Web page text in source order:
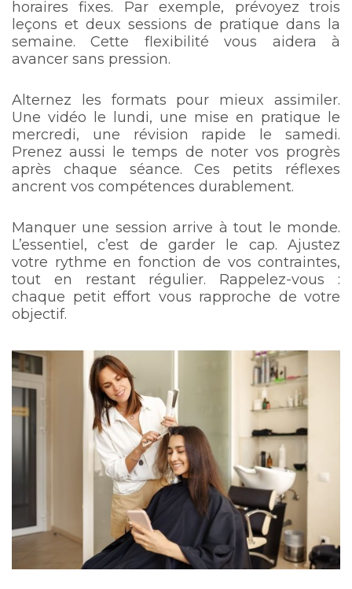
horaires fixes. Par exemple, prévoyez trois
leçons et deux sessions de pratique dans la
semaine. Cette flexibilité vous aidera à
avancer sans pression.
Alternez les formats pour mieux assimiler.
Une vidéo le lundi, une mise en pratique le
mercredi, une révision rapide le samedi.
Prenez aussi le temps de noter vos progrès
après chaque séance. Ces petits réflexes
ancrent vos compétences durablement.
Manquer une session arrive à tout le monde.
L’essentiel, c’est de garder le cap. Ajustez
votre rythme en fonction de vos contraintes,
tout en restant régulier. Rappelez-vous :
chaque petit effort vous rapproche de votre
objectif.